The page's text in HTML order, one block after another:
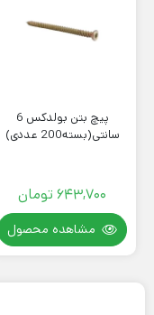
پیچ بتن بولدکس 6
سانتی(بسته200 عددی)
643,700 تومان
مشاهده محصول